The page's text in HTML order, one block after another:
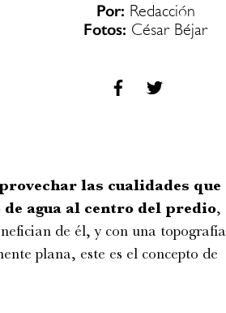
Por: Redacción
Fotos: César Béjar
las cualidades que
agua al centro del predio,
de él, y con una topografía
plana, este es el concepto de